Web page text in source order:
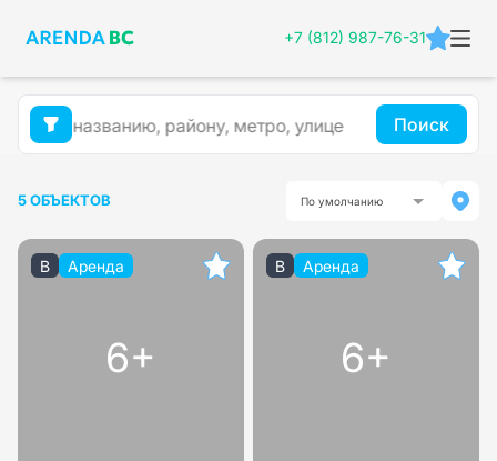
+7 (812) 987-76-31
Поиск
5 ОБЪЕКТОВ По умолчанию
B Аренда
6+
B Аренда
6+